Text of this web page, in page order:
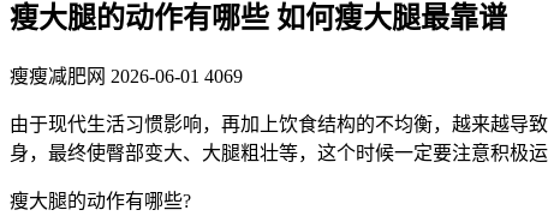
瘦大腿的动作有哪些 如何瘦大腿最靠谱
瘦瘦减肥网 2026-06-01 4069
由于现代生活习惯影响，再加上饮食结构的不均衡，越来越导
身，最终使臀部变大、大腿粗壮等，这个时候一定要注意积极
瘦大腿的动作有哪些?